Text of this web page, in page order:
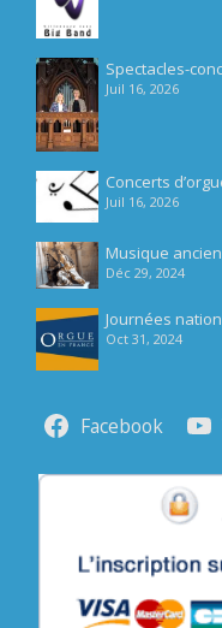
Spectacles-
Juil 16, 2026
Concerts
Juil 16, 2026
Musique
Déc 29, 2024
Journées
Oct 31, 2024
Facebook